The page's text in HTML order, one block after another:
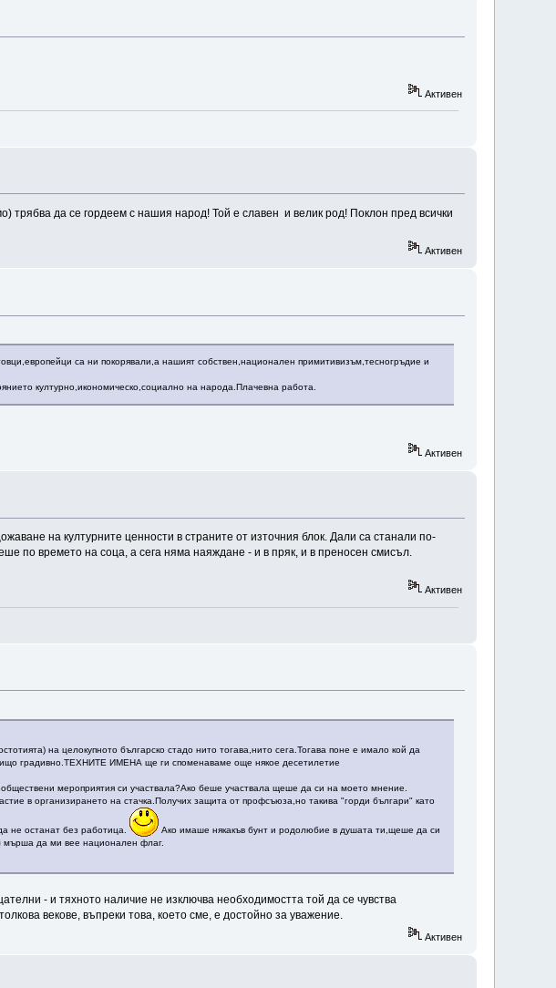
Активен
трябва да се гордеем с нашия народ! Той е славен и велик род! Поклон пред всички
Активен
са ни покорявали,а нашият собствен,национален примитивизъм,тесногръдие и
културно,икономическо,социално на народа.Плачевна работа.
Активен
на културните ценности в страните от източния блок. Дали са станали по-
по времето на соца, а сега няма наяждане - и в пряк, и в преносен смисъл.
Активен
на целокупното българско стадо нито тогава,нито сега.Тогава поне е имало кой да
градивно.ТЕХНИТЕ ИМЕНА ще ги споменаваме още някое десетилетие
мероприятия си участвала?Ако беше участвала щеше да си на моето мнение.
в организирането на стачка.Получих защита от профсъюза,но такива "горди българи" като
не останат без работица.
Ако имаше някакъв бунт и родолюбие в душата ти,щеше да си
мърша да ми вее национален флаг.
- и тяхното наличие не изключва необходимостта той да се чувства
векове, въпреки това, което сме, е достойно за уважение.
Активен